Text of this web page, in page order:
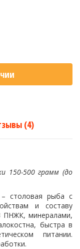
(4)
150-500 грамм (до
столовая рыба с
и составу
ПНЖК, минералами,
быстра в
питании.